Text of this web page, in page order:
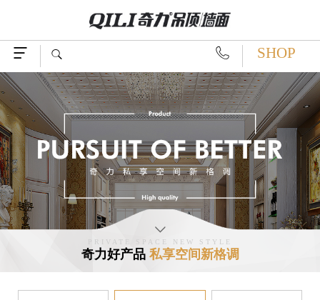
   SHOP

PRIVATE SPACE NEW STYLE
奇力好产品 私享空间新格调